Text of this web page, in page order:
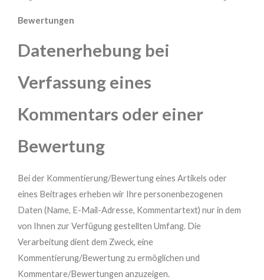
Bewertungen
Datenerhebung bei
Verfassung eines
Kommentars oder einer
Bewertung
Bei der Kommentierung/Bewertung eines Artikels oder
eines Beitrages erheben wir Ihre personenbezogenen
Daten (Name, E-Mail-Adresse, Kommentartext) nur in dem
von Ihnen zur Verfügung gestellten Umfang. Die
Verarbeitung dient dem Zweck, eine
Kommentierung/Bewertung zu ermöglichen und
Kommentare/Bewertungen anzuzeigen.